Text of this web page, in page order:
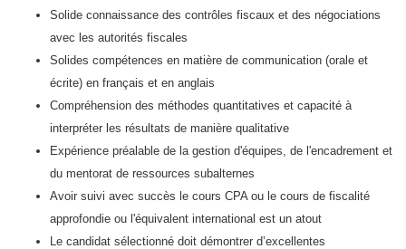
Solide connaissance des contrôles fiscaux et des négociations
avec les autorités fiscales
Solides compétences en matière de communication (orale et
écrite) en français et en anglais
Compréhension des méthodes quantitatives et capacité à
interpréter les résultats de manière qualitative
Expérience préalable de la gestion d'équipes, de l'encadrement et
du mentorat de ressources subalternes
Avoir suivi avec succès le cours CPA ou le cours de fiscalité
approfondie ou l'équivalent international est un atout
Le candidat sélectionné doit démontrer d’excellentes